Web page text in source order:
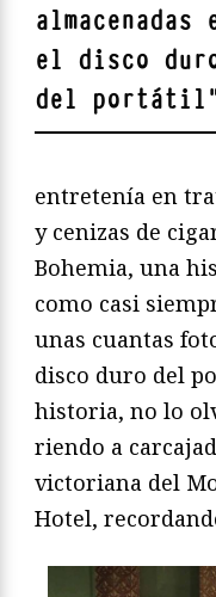
almacenadas
el disco
del portátil
entretenía en
y cenizas de
Bohemia, una
como casi
unas cuantas
disco duro del
historia, no lo
riendo a
victoriana del
Hotel,